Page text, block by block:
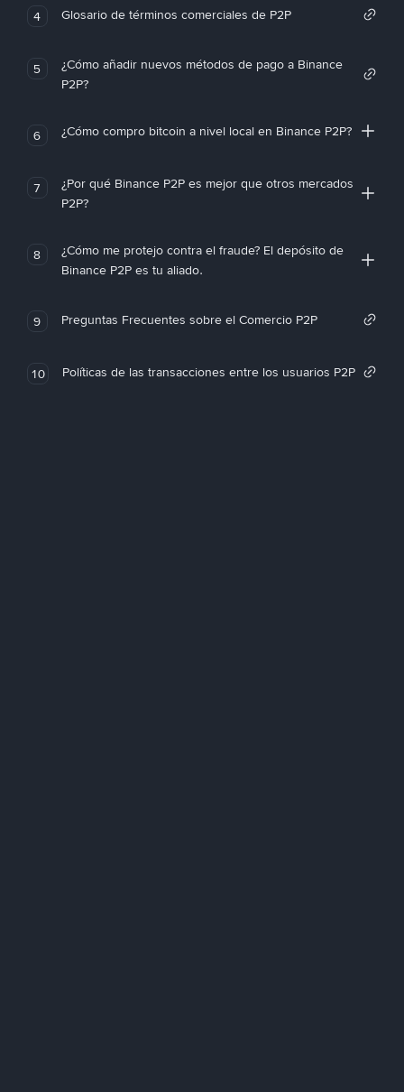
4 Glosario de términos comerciales de P2P
5
¿Cómo añadir nuevos métodos de pago a Binance
P2P?
6 ¿Cómo compro bitcoin a nivel local en Binance P2P?
7
¿Por qué Binance P2P es mejor que otros mercados
P2P?
8
¿Cómo me protejo contra el fraude? El depósito de
Binance P2P es tu aliado.
9 Preguntas Frecuentes sobre el Comercio P2P
10 Políticas de las transacciones entre los usuarios P2P